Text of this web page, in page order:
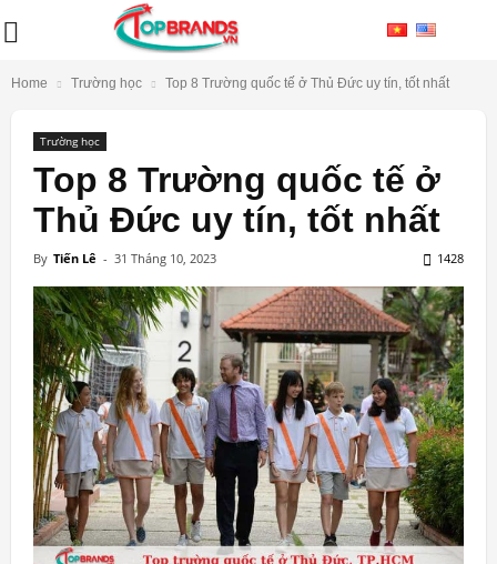
Home Trường học Top 8 Trường quốc tế ở Thủ Đức uy tín, tốt nhất
Trường học
Top 8 Trường quốc tế ở
Thủ Đức uy tín, tốt nhất
By Tiến Lê - 31 Tháng 10, 2023 1428